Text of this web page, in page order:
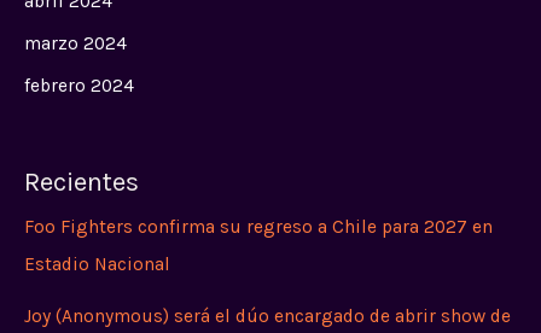
marzo 2024
febrero 2024
Recientes
Foo Fighters confirma su regreso a Chile para 2027 en
Estadio Nacional
Joy (Anonymous) será el dúo encargado de abrir show de